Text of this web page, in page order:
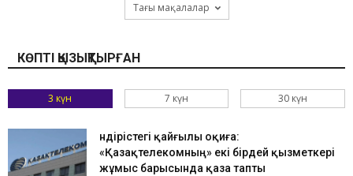
Тағы мақалалар
КӨПТІ ҚЫЗЫҚТЫРҒАН
3 күн 7 күн 30 күн
Өндірістегі қайғылы оқиға:
«Қазақтелекомның» екі бірдей қызметкері
жұмыс барысында қаза тапты